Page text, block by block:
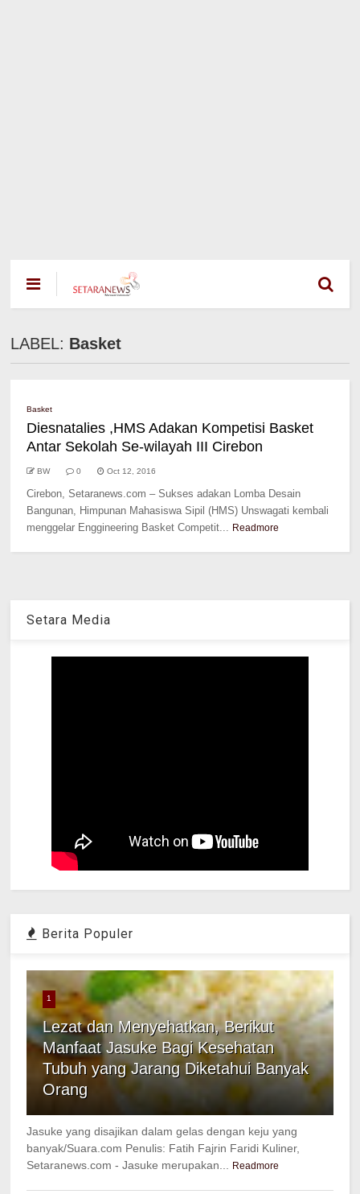
LABEL: Basket
Basket
Diesnatalies ,HMS Adakan Kompetisi Basket
Antar Sekolah Se-wilayah III Cirebon
BW 0 Oct 12, 2016
Cirebon, Setaranews.com – Sukses adakan Lomba Desain
Bangunan, Himpunan Mahasiswa Sipil (HMS) Unswagati kembali
menggelar Enggineering Basket Competit... Readmore
Setara Media
Berita Populer
1
Lezat dan Menyehatkan, Berikut
Manfaat Jasuke Bagi Kesehatan
Tubuh yang Jarang Diketahui Banyak
Orang
Jasuke yang disajikan dalam gelas dengan keju yang
banyak/Suara.com Penulis: Fatih Fajrin Faridi Kuliner,
Setaranews.com - Jasuke merupakan...
Readmore